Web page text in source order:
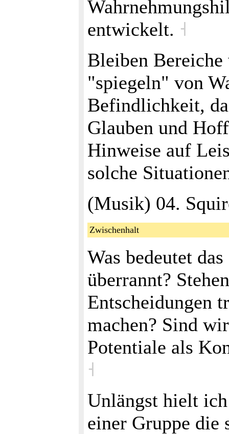
entwickelt. ˧
Bleiben
"spiegeln" von
Befindlichkeit,
Glauben und
Hinweise auf
solche
(Musik) 04.
Zwischenhalt
Was bedeutet
überrannt?
Entscheidungen
machen? Sind
Potentiale als
˧
Unlängst hielt
einer Gruppe die